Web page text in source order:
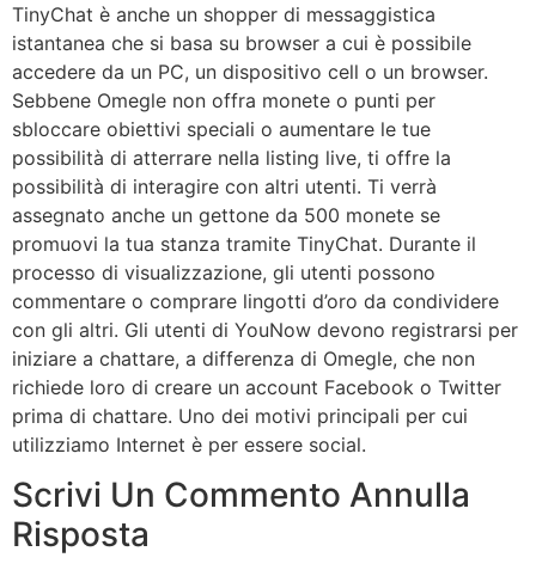
TinyChat è anche un shopper di messaggistica
istantanea che si basa su browser a cui è possibile
accedere da un PC, un dispositivo cell o un browser.
Sebbene Omegle non offra monete o punti per
sbloccare obiettivi speciali o aumentare le tue
possibilità di atterrare nella listing live, ti offre la
possibilità di interagire con altri utenti. Ti verrà
assegnato anche un gettone da 500 monete se
promuovi la tua stanza tramite TinyChat. Durante il
processo di visualizzazione, gli utenti possono
commentare o comprare lingotti d’oro da condividere
con gli altri. Gli utenti di YouNow devono registrarsi per
iniziare a chattare, a differenza di Omegle, che non
richiede loro di creare un account Facebook o Twitter
prima di chattare. Uno dei motivi principali per cui
utilizziamo Internet è per essere social.
Scrivi Un Commento Annulla
Risposta